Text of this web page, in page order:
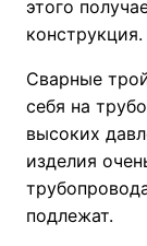
этого
конструкция.
Сварные
себя на
высоких
изделия
подлежат.